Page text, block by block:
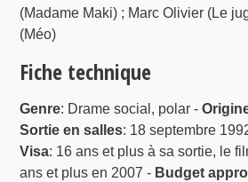
(Madame Maki) ; Marc Olivier (Le
(Méo)
Fiche technique
Genre: Drame social, polar -
Sortie en salles: 18 septembre
Visa: 16 ans et plus à sa sortie, le
ans et plus en 2007 - Budget